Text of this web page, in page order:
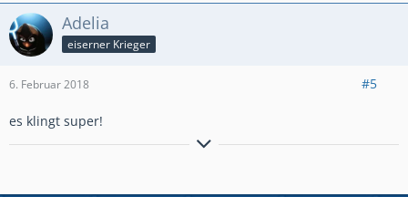
Adelia
eiserner Krieger
6. Februar 2018 #5
es klingt super!
epicshockzzcr.weebly.com